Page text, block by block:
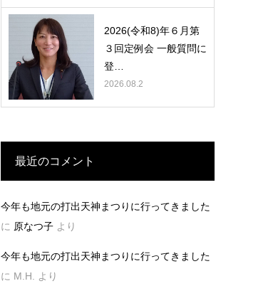
2026(令和8)年６月第
３回定例会 一般質問に
登…
2026.08.2
最近のコメント
今年も地元の打出天神まつりに行ってきました
に 原なつ子 より
今年も地元の打出天神まつりに行ってきました
に M.H. より